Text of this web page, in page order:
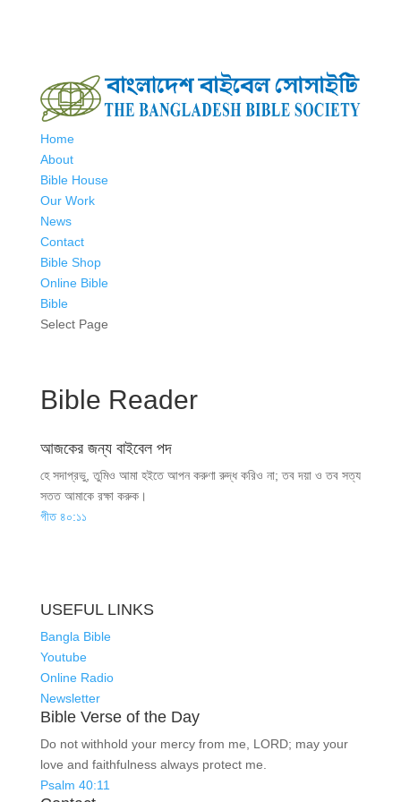
Home
About
Bible House
Our Work
News
Contact
Bible Shop
Online Bible
Bible
Select Page
Bible Reader
আজকের জন্য বাইবেল পদ
হে সদাপ্রভু, তুমিও আমা হইতে আপন করুণা রুদ্ধ করিও না; তব দয়া ও তব সত্য
সতত আমাকে রক্ষা করুক।
গীত ৪০:১১
USEFUL LINKS
Bangla Bible
Youtube
Online Radio
Newsletter
Bible Verse of the Day
Do not withhold your mercy from me, LORD; may your
love and faithfulness always protect me.
Psalm 40:11